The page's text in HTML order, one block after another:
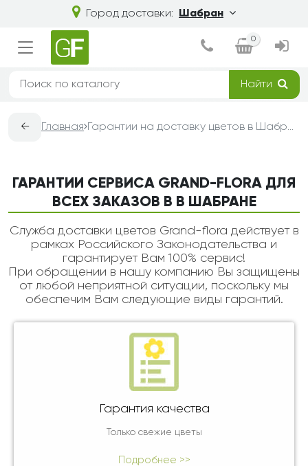
Город доставки: Шабран
0
Найти
← Главная Гарантии на доставку цветов в Шабране — Grand-Flora
ГАРАНТИИ СЕРВИСА GRAND-FLORA ДЛЯ
ВСЕХ ЗАКАЗОВ В В ШАБРАНЕ
Служба доставки цветов Grand-flora действует в
рамках Российского Законодательства и
гарантирует Вам 100% сервис!
При обращении в нашу компанию Вы защищены
от любой неприятной ситуации, поскольку мы
обеспечим Вам следующие виды гарантий.
Гарантия качества
Только свежие цветы
Подробнее >>